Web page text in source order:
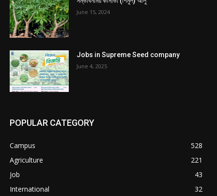
June 15, 2024
Jobs in Supreme Seed company
June 4, 2025
POPULAR CATEGORY
Campus
528
Agriculture
221
Job
43
International
32